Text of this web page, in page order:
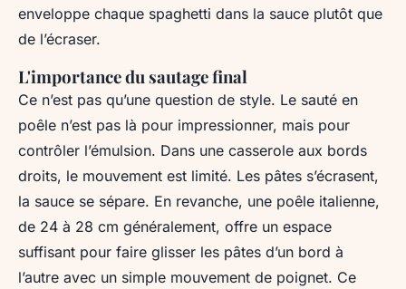
enveloppe chaque spaghetti dans la sauce plutôt que
de l’écraser.
L'importance du sautage final
Ce n’est pas qu’une question de style. Le sauté en
poêle n’est pas là pour impressionner, mais pour
contrôler l’émulsion. Dans une casserole aux bords
droits, le mouvement est limité. Les pâtes s’écrasent,
la sauce se sépare. En revanche, une poêle italienne,
de 24 à 28 cm généralement, offre un espace
suffisant pour faire glisser les pâtes d’un bord à
l’autre avec un simple mouvement de poignet. Ce